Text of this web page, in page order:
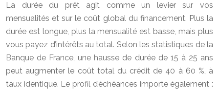
La durée du prêt agit comme un levier sur vos
mensualités et sur le coût global du financement. Plus la
durée est longue, plus la mensualité est basse, mais plus
vous payez d’intérêts au total. Selon les statistiques de la
Banque de France, une hausse de durée de 15 à 25 ans
peut augmenter le coût total du crédit de 40 à 60 %, à
taux identique. Le profil d’échéances importe également :